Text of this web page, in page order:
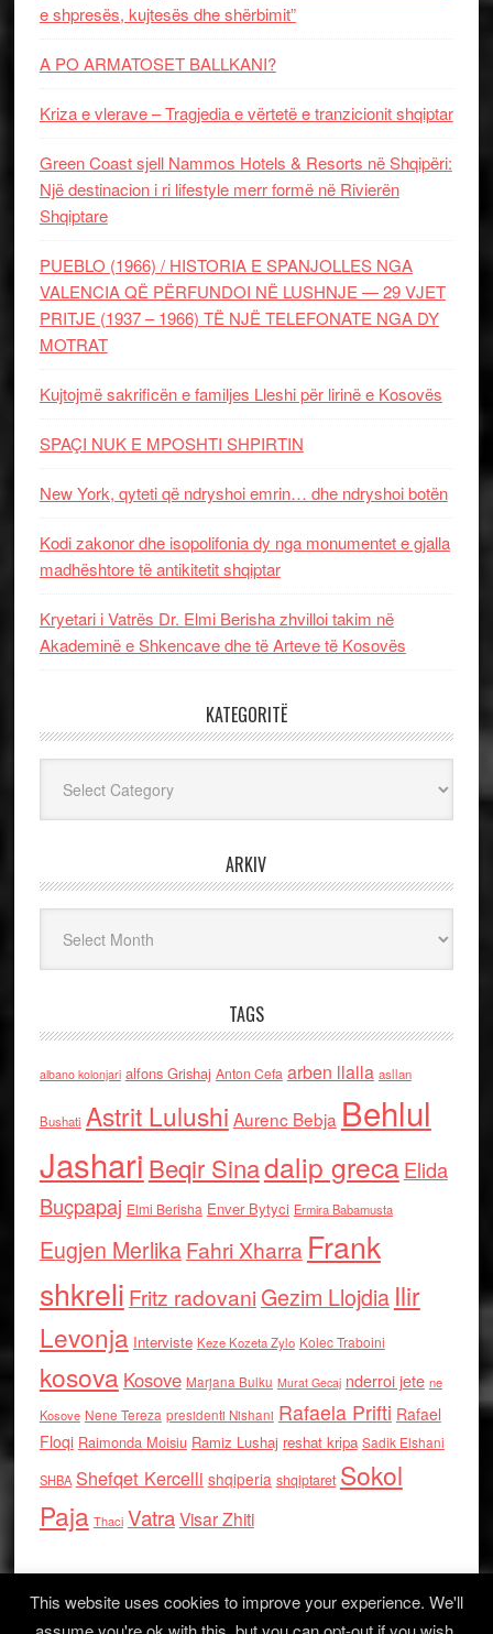
e shpresës, kujtesës dhe shërbimit”
A PO ARMATOSET BALLKANI?
Kriza e vlerave – Tragjedia e vërtetë e tranzicionit shqiptar
Green Coast sjell Nammos Hotels & Resorts në Shqipëri:
Një destinacion i ri lifestyle merr formë në Rivierën
Shqiptare
PUEBLO (1966) / HISTORIA E SPANJOLLES NGA
VALENCIA QË PËRFUNDOI NË LUSHNJE — 29 VJET
PRITJE (1937 – 1966) TË NJË TELEFONATE NGA DY
MOTRAT
Kujtojmë sakrificën e familjes Lleshi për lirinë e Kosovës
SPAÇI NUK E MPOSHTI SHPIRTIN
New York, qyteti që ndryshoi emrin… dhe ndryshoi botën
Kodi zakonor dhe isopolifonia dy nga monumentet e gjalla
madhështore të antikitetit shqiptar
Kryetari i Vatrës Dr. Elmi Berisha zhvilloi takim në
Akademinë e Shkencave dhe të Arteve të Kosovës
KATEGORITË
ARKIV
TAGS
albano kolonjari alfons Grishaj Anton Cefa arben llalla asllan
Bushati Astrit Lulushi Aurenc Bebja Behlul
Jashari Beqir Sinadalip grecaElida
Buçpapaj Elmi Berisha Enver Bytyci Ermira Babamusta
Eugjen MerlikaFahri Xharra Frank
shkreli Fritz radovaniGezim Llojdia Ilir
Levonja Interviste Keze Kozeta Zylo Kolec Traboini
kosova Kosove Marjana Bulku Murat Gecaj nderroi jete ne
Kosove Nene Tereza presidenti Nishani Rafaela Prifti Rafael
Floqi Raimonda Moisiu Ramiz Lushaj reshat kripa Sadik Elshani
SHBA Shefqet Kercelli shqiperia shqiptaret Sokol
Paja Thaci VatraVisar Zhiti
This website uses cookies to improve your experience. We'll